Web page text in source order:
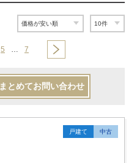
5 … 7
まとめてお問い合わせ
戸建て 中古